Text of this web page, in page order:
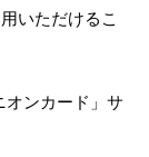
いただけるこ
ンカード」サ